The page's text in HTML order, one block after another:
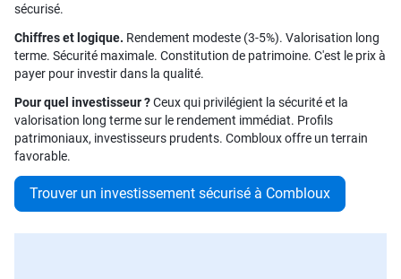
sécurisé.
Chiffres et logique. Rendement modeste (3-5%). Valorisation long
terme. Sécurité maximale. Constitution de patrimoine. C'est le prix à
payer pour investir dans la qualité.
Pour quel investisseur ?Ceux qui privilégient la sécurité et la
valorisation long terme sur le rendement immédiat. Profils
patrimoniaux, investisseurs prudents. Combloux offre un terrain
favorable.
Trouver un investissement sécurisé à Combloux